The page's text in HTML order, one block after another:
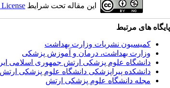
این مقاله تحت شرایط
پایگاه های مرتبط
کمیسیون نشریات وزارت بهداشت
وزارت بهداشت، درمان و آموزش پزشکی
دانشگاه علوم پزشکی ارتش جمهوری اسلامی
دانشکده پیراپزشکی دانشگاه علوم پزشکی
مجله دانشگاه علوم پزشکی ارتش